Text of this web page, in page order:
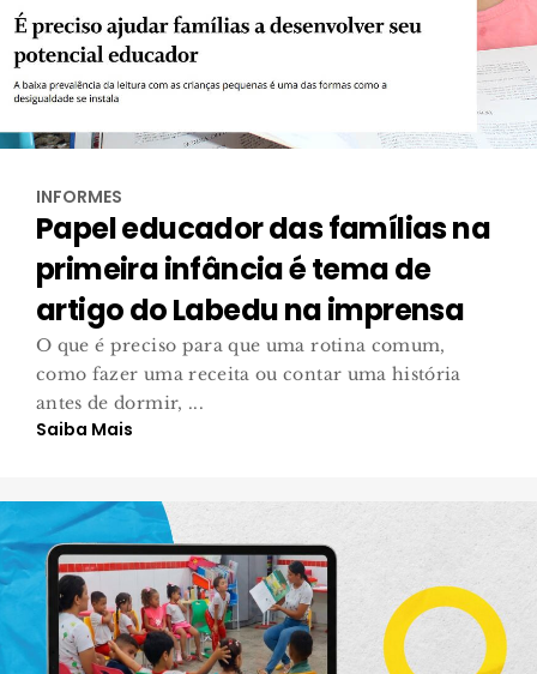
INFORMES
Papel educador das famílias na
primeira infância é tema de
artigo do Labedu na imprensa
O que é preciso para que uma rotina comum,
como fazer uma receita ou contar uma história
antes de dormir, ...
Saiba Mais